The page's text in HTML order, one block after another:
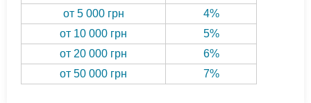
от 5 000 грн
4%
от 10 000 грн
5%
от 20 000 грн
6%
от 50 000 грн
7%